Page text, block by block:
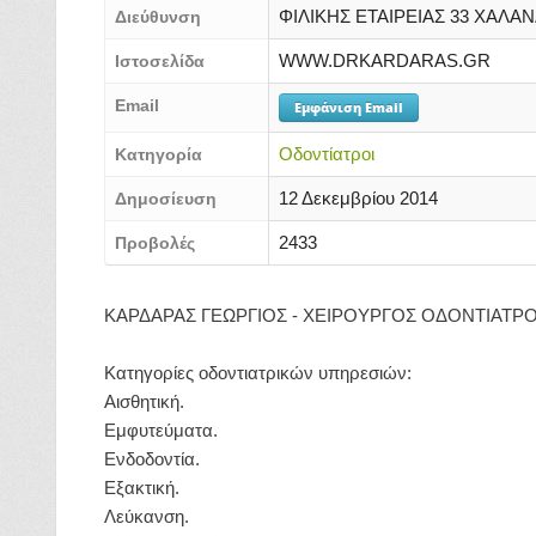
Διεύθυνση ΦΙΛΙΚΗΣ ΕΤΑΙΡΕΙΑΣ 33
Ιστοσελίδα WWW.DRKARDARAS.GR
Email Εμφάνιση Email
Κατηγορία Οδοντίατροι
Δημοσίευση 12 Δεκεμβρίου 2014
Προβολές 2433
ΚΑΡΔΑΡΑΣ ΓΕΩΡΓΙΟΣ - ΧΕΙΡΟΥΡΓΟΣ
Κατηγορίες οδοντιατρικών υπηρεσιών:
Αισθητική.
Εμφυτεύματα.
Ενδοδοντία.
Εξακτική.
Λεύκανση.